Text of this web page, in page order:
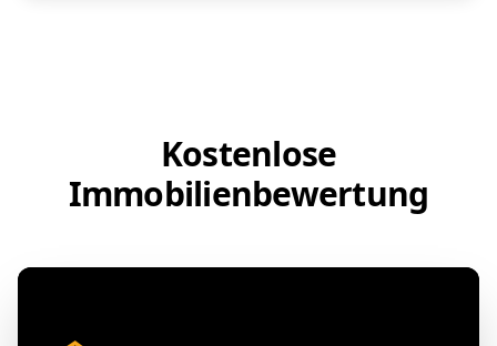
Kostenlose
Immobilienbewertung